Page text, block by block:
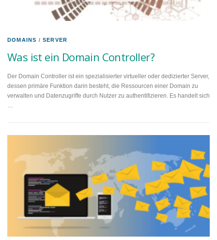
DOMAINS /SERVER
Was ist ein Domain Controller?
Der Domain Controller ist ein spezialisierter virtueller oder dedizierter Server,
dessen primäre Funktion darin besteht, die Ressourcen einer Domain zu
verwalten und Datenzugriffe durch Nutzer zu authentifizieren. Es handelt sich
…